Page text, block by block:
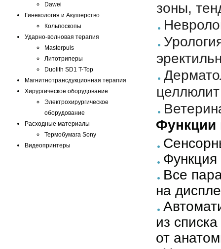
Dawei
Гинекология и Акушерство
Кольпоскопы
Ударно-волновая терапия
Masterpuls
Литотриперы
Duolith SD1 T-Top
Магнитнотрансдукционная терапия
Хирургическое оборудование
Электрохирургическое
оборудование
Расходные материалы
Термобумага Sony
Видеопринтеры
зоны,
целлюлит
Функции
Все
на
из
от